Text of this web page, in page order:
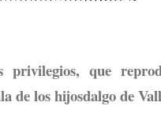
que
de los hijosdalgo de